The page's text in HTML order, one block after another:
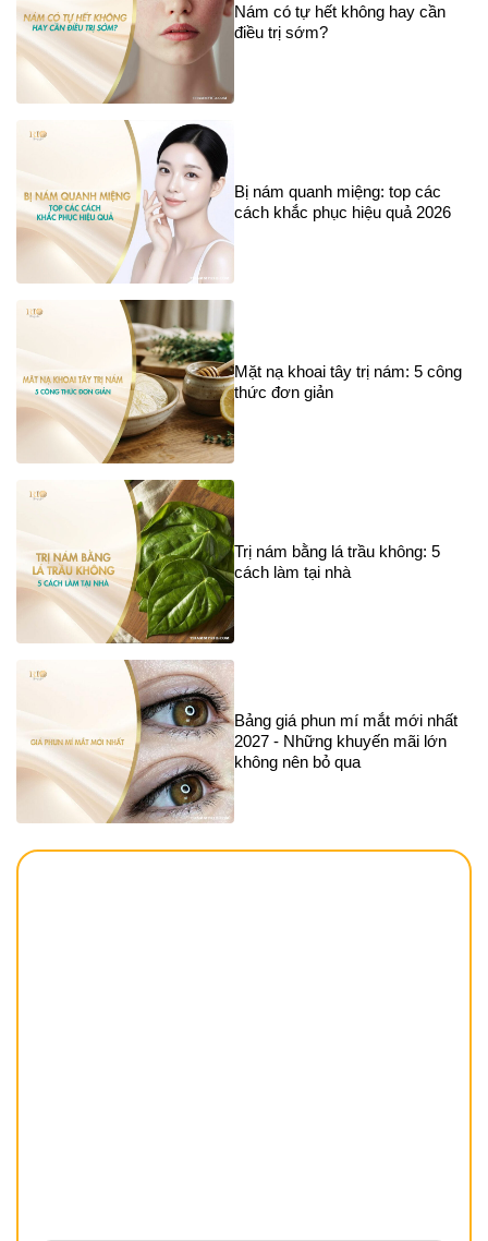
Nám có tự hết không hay cần
điều trị sớm?
Bị nám quanh miệng: top các
cách khắc phục hiệu quả 2026
Mặt nạ khoai tây trị nám: 5 công
thức đơn giản
Trị nám bằng lá trầu không: 5
cách làm tại nhà
Bảng giá phun mí mắt mới nhất
2027 - Những khuyến mãi lớn
không nên bỏ qua